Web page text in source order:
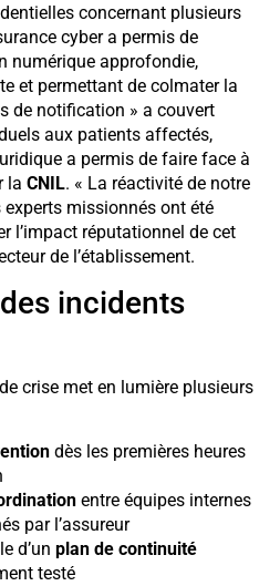
concernant plusieurs
cyber a permis de
numérique approfondie,
et permettant de colmater la
de notification » a couvert
aux patients affectés,
a permis de faire face à
la CNIL. « La réactivité de notre
missionnés ont été
l’impact réputationnel de cet
de l’établissement.
incidents
crise met en lumière plusieurs
dès les premières heures
entre équipes internes
par l’assureur
d’un plan de continuité
testé